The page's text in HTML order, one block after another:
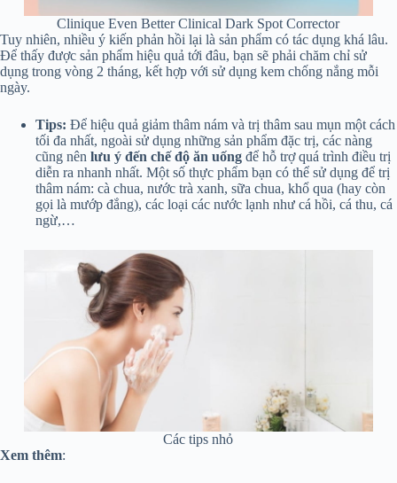
Clinique Even Better Clinical Dark Spot Corrector
Tuy nhiên, nhiều ý kiến phản hồi lại là sản phẩm có tác dụng khá lâu.
Để thấy được sản phẩm hiệu quả tới đâu, bạn sẽ phải chăm chỉ sử
dụng trong vòng 2 tháng, kết hợp với sử dụng kem chống nắng mỗi
ngày.
Tips: Để hiệu quả giảm thâm nám và trị thâm sau mụn một cách
tối đa nhất, ngoài sử dụng những sản phẩm đặc trị, các nàng
cũng nên lưu ý đến chế độ ăn uống để hỗ trợ quá trình điều trị
diễn ra nhanh nhất. Một số thực phẩm bạn có thể sử dụng để trị
thâm nám: cà chua, nước trà xanh, sữa chua, khổ qua (hay còn
gọi là mướp đắng), các loại các nước lạnh như cá hồi, cá thu, cá
ngừ,…
Các tips nhỏ
Xem thêm: